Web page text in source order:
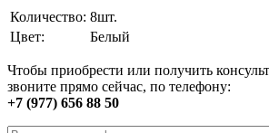
Количество: 8шт.
Цвет:
Белый
Чтобы приобрести или получить
звоните прямо сейчас, по телефону:
+7 (977) 656 88 50